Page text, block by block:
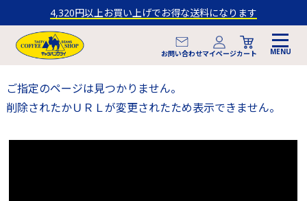
4,320円以上お買い上げでお得な送料になります
お問い合わせマイページカート
ご指定のページは見つかりません。
削除されたかＵＲＬが変更されたため表示できません。